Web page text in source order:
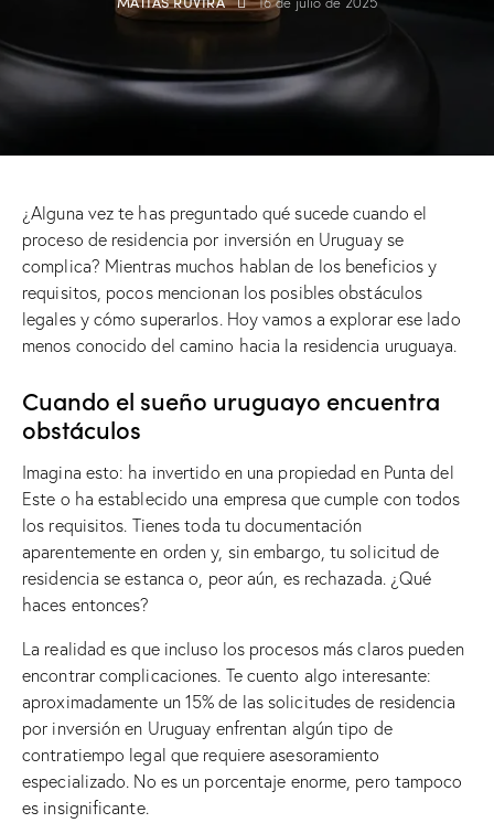
¿Alguna vez te has preguntado qué sucede cuando el
proceso de residencia por inversión en Uruguay se
complica? Mientras muchos hablan de los beneficios y
requisitos, pocos mencionan los posibles obstáculos
legales y cómo superarlos. Hoy vamos a explorar ese lado
menos conocido del camino hacia la residencia uruguaya.
Cuando el sueño uruguayo encuentra
obstáculos
Imagina esto: ha invertido en una propiedad en Punta del
Este o ha establecido una empresa que cumple con todos
los requisitos. Tienes toda tu documentación
aparentemente en orden y, sin embargo, tu solicitud de
residencia se estanca o, peor aún, es rechazada. ¿Qué
haces entonces?
La realidad es que incluso los procesos más claros pueden
encontrar complicaciones. Te cuento algo interesante:
aproximadamente un 15% de las solicitudes de residencia
por inversión en Uruguay enfrentan algún tipo de
contratiempo legal que requiere asesoramiento
especializado. No es un porcentaje enorme, pero tampoco
es insignificante.